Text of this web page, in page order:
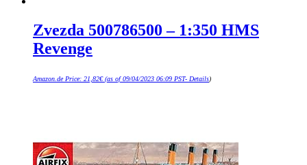
Zvezda 500786500 – 1:350 HMS
Revenge
Amazon.de Price: 21,82€(as of 09/04/2023 06:09 PST- Details)